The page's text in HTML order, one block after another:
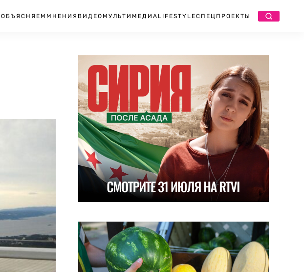
ОБЪЯСНЯЕМ МНЕНИЯ ВИДЕО МУЛЬТИМЕДИА LIFESTYLEСПЕЦПРОЕКТЫ